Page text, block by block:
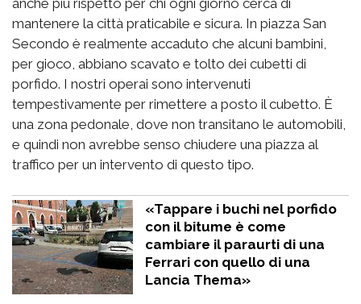
anche più rispetto per chi ogni giorno cerca di
mantenere la città praticabile e sicura. In piazza San
Secondo è realmente accaduto che alcuni bambini,
per gioco, abbiano scavato e tolto dei cubetti di
porfido. I nostri operai sono intervenuti
tempestivamente per rimettere a posto il cubetto. È
una zona pedonale, dove non transitano le automobili,
e quindi non avrebbe senso chiudere una piazza al
traffico per un intervento di questo tipo.
«Tappare i buchi nel porfido
con il bitume è come
cambiare il paraurti di una
Ferrari con quello di una
Lancia Thema»